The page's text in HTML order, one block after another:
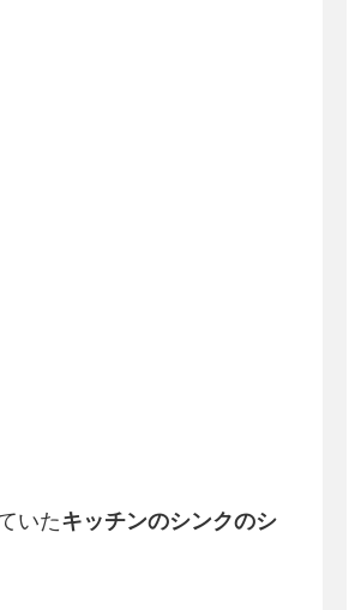
いたキッチンのシンクのシ